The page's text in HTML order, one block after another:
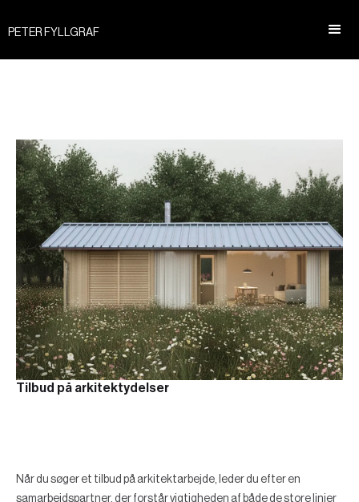
PETER FYLLGRAF
Tilbud på arkitektydelser
Når du søger et tilbud på arkitektarbejde, leder du efter en
samarbejdspartner, der forstår vigtigheden af både de store linjer